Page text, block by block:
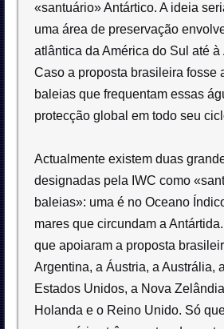
«santuário» Antártico. A ideia
uma área de preservação
atlântica da América do Sul até à
Caso a proposta brasileira fosse
baleias que frequentam essas
protecção global em todo seu
Actualmente existem duas
designadas pela IWC como
baleias»: uma é no Oceano
mares que circundam a
que apoiaram a proposta
Argentina, a Áustria, a Austrália,
Estados Unidos, a Nova
Holanda e o Reino Unido. Só